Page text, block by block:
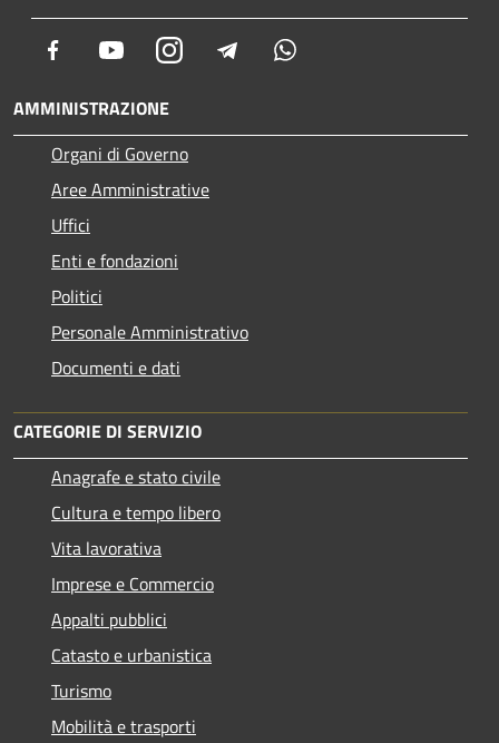
Facebook YoutubeInstagram Telegram
AMMINISTRAZIONE
Organi di Governo
Aree Amministrative
Uffici
Enti e fondazioni
Politici
Personale Amministrativo
Documenti e dati
CATEGORIE DI SERVIZIO
Anagrafe e stato civile
Cultura e tempo libero
Vita lavorativa
Imprese e Commercio
Appalti pubblici
Catasto e urbanistica
Turismo
Mobilità e trasporti